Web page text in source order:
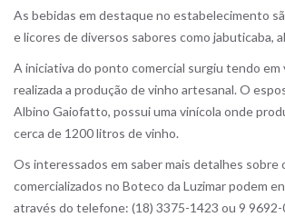
As bebidas em destaque no estabelecimento
e licores de diversos sabores como jabuticaba,
A iniciativa do ponto comercial surgiu tendo em
realizada a produção de vinho artesanal. O
Albino Gaiofatto, possui uma vinícola onde
cerca de 1200 litros de vinho.
Os interessados em saber mais detalhes sobre
comercializados no Boteco da Luzimar podem
através do telefone: (18) 3375-1423 ou 9 9692-